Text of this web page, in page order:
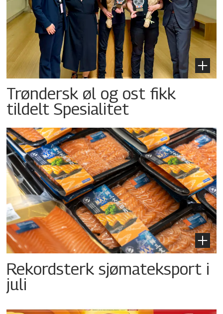
Trøndersk øl og ost fikk
tildelt Spesialitet
Rekordsterk sjømateksport i
juli